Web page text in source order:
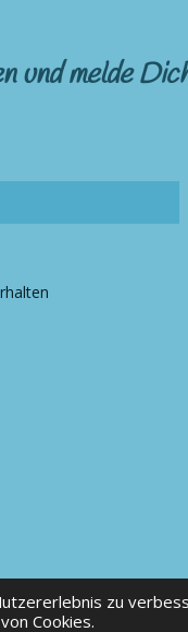
zu
Cookies.
und melde